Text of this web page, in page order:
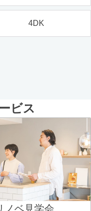
4DK
ビス
ノベ見学会